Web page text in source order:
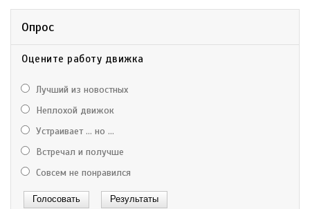
Опрос
Оцените работу движка
Лучший из новостных
Неплохой движок
Устраивает ... но ...
Встречал и получше
Совсем не понравился